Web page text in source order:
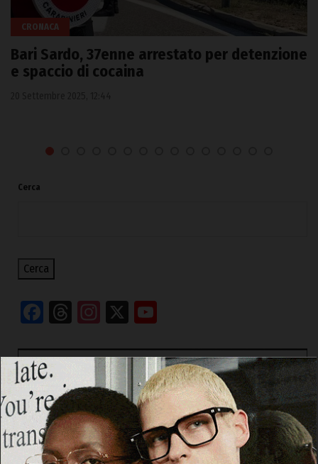
CRONACA
Bari Sardo, 37enne arrestato per detenzione
e spaccio di cocaina
Cerca
Cerca
Facebook
Threads
Instagram
X